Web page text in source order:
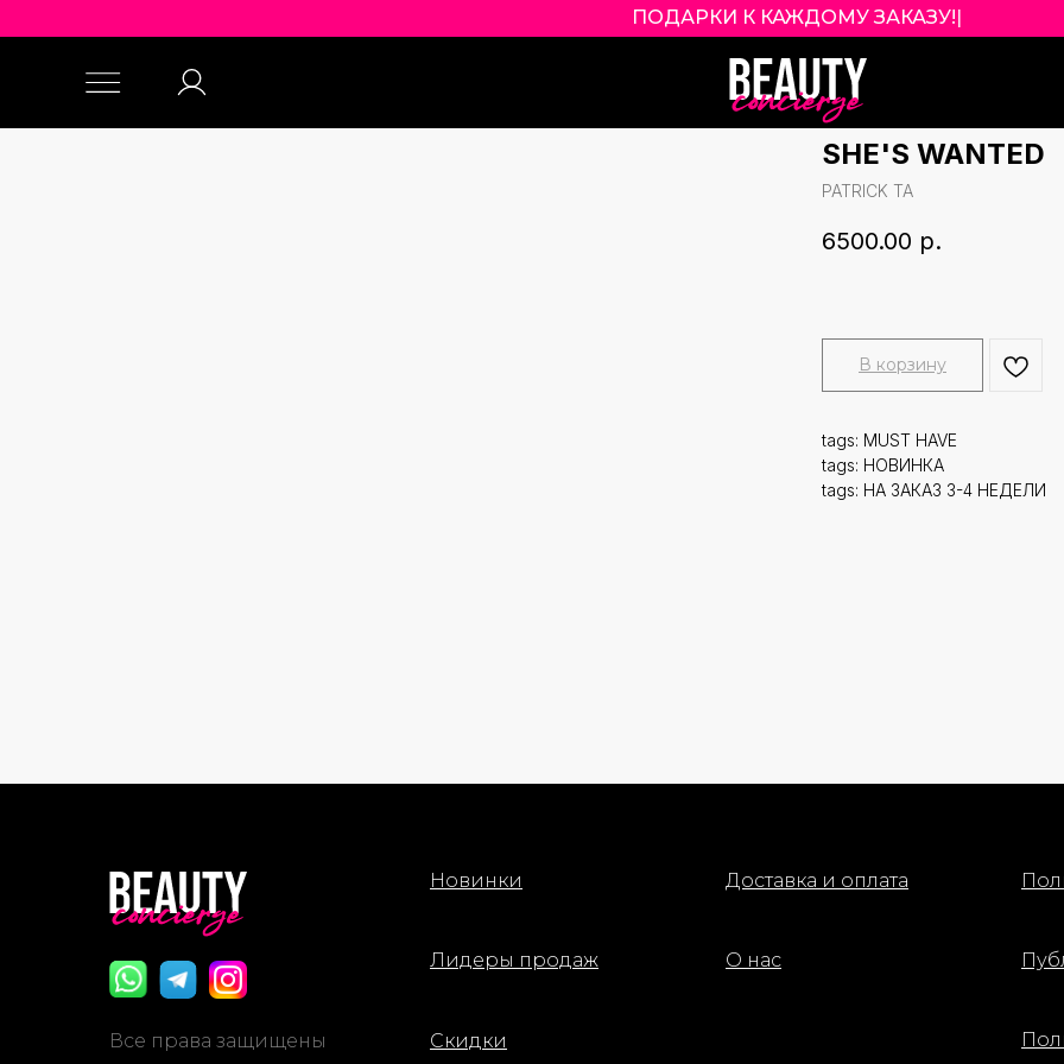
ПОДАРКИ К КАЖДОМУ ЗАКАЗУ!|
PATRICK TA
CRÈME &
SHE'S WANTED
PATRICK TA
6500.00 р.
В корзину
tags: MUST HAVE
tags: НОВИНКА
tags: НА ЗАКАЗ 3-4 НЕДЕЛИ
Все права защищены
Доставка и оплата
О нас
Новинки
Лидеры продаж
Скидки